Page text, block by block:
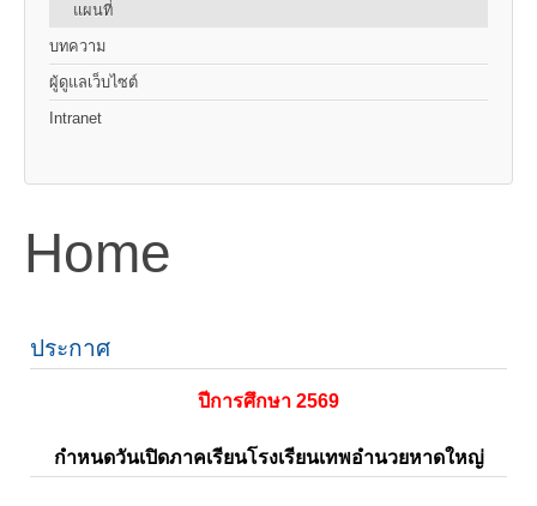
แผนที่
บทความ
ผู้ดูแลเว็บไซต์
Intranet
Home
ประกาศ
ปีการศึกษา 2569
กำหนดวันเปิดภาคเรียนโรงเรียนเทพอำนวยหาดใหญ่